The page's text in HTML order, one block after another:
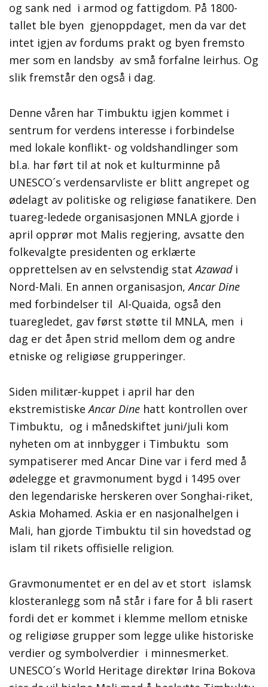
og sank ned i armod og fattigdom. På 1800-
tallet ble byen gjenoppdaget, men da var det
intet igjen av fordums prakt og byen fremsto
mer som en landsby av små forfalne leirhus. Og
slik fremstår den også i dag.
Denne våren har Timbuktu igjen kommet i
sentrum for verdens interesse i forbindelse
med lokale konflikt- og voldshandlinger som
bl.a. har ført til at nok et kulturminne på
UNESCO´s verdensarvliste er blitt angrepet og
ødelagt av politiske og religiøse fanatikere. Den
tuareg-ledede organisasjonen MNLA gjorde i
april opprør mot Malis regjering, avsatte den
folkevalgte presidenten og erklærte
opprettelsen av en selvstendig statAzawadi
Nord-Mali. En annen organisasjon,Ancar Dine
med forbindelser til Al-Quaida, også den
tuaregledet, gav først støtte til MNLA, men i
dag er det åpen strid mellom dem og andre
etniske og religiøse grupperinger.
Siden militær-kuppet i april har den
ekstremistiskeAncar Dine hatt kontrollen over
Timbuktu, og i månedskiftet juni/juli kom
nyheten om at innbygger i Timbuktu som
sympatiserer med Ancar Dine var i ferd med å
ødelegge et gravmonument bygd i 1495 over
den legendariske herskeren over Songhai-riket,
Askia Mohamed. Askia er en nasjonalhelgen i
Mali, han gjorde Timbuktu til sin hovedstad og
islam til rikets offisielle religion.
Gravmonumentet er en del av et stort islamsk
klosteranlegg som nå står i fare for å bli rasert
fordi det er kommet i klemme mellom etniske
og religiøse grupper som legge ulike historiske
verdier og symbolverdier i minnesmerket.
UNESCO´s World Heritage direktør Irina Bokova